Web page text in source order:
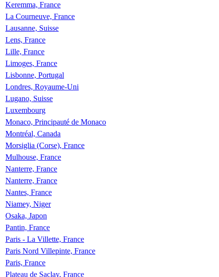
Keremma, France
La Courneuve, France
Lausanne, Suisse
Lens, France
Lille, France
Limoges, France
Lisbonne, Portugal
Londres, Royaume-Uni
Lugano, Suisse
Luxembourg
Monaco, Principauté de Monaco
Montréal, Canada
Morsiglia (Corse), France
Mulhouse, France
Nanterre, France
Nanterre, France
Nantes, France
Niamey, Niger
Osaka, Japon
Pantin, France
Paris - La Villette, France
Paris Nord Villepinte, France
Paris, France
Plateau de Saclay, France